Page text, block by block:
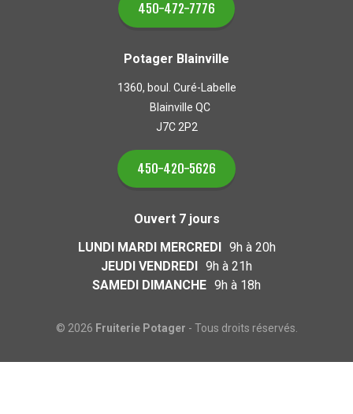
450-472-7776
Potager Blainville
1360, boul. Curé-Labelle
Blainville QC
J7C 2P2
450-420-5626
Ouvert 7 jours
LUNDI MARDI MERCREDI
9h à 20h
JEUDI VENDREDI
9h à 21h
SAMEDI DIMANCHE 9h à 18h
© 2026 Fruiterie Potager - Tous droits réservés.